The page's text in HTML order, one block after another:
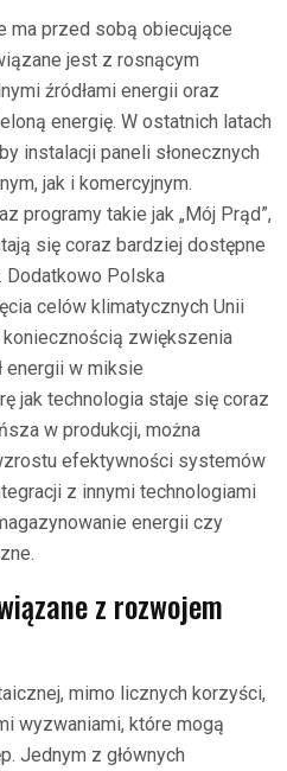
ma przed sobą obiecujące
jest z rosnącym
źródłami energii oraz
energię. W ostatnich latach
instalacji paneli słonecznych
jak i komercyjnym.
programy takie jak „Mój Prąd”,
się coraz bardziej dostępne
Dodatkowo Polska
celów klimatycznych Unii
zwiększenia
energii w miksie
jak technologia staje się coraz
w produkcji, można
efektywności systemów
z innymi technologiami
energii czy
z rozwojem
mimo licznych korzyści,
wyzwaniami, które mogą
Jednym z głównych